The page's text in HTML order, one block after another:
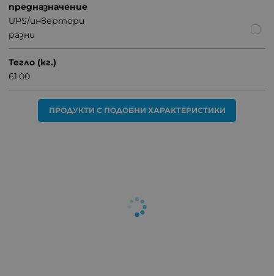
предназначение
UPS/инвертори
разни
Тегло (кг.)
61.00
ПРОДУКТИ С ПОДОБНИ ХАРАКТЕРИСТИКИ